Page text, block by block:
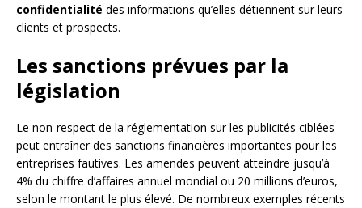
confidentialité des informations qu’elles détiennent sur leurs
clients et prospects.
Les sanctions prévues par la
législation
Le non-respect de la réglementation sur les publicités ciblées
peut entraîner des sanctions financières importantes pour les
entreprises fautives. Les amendes peuvent atteindre jusqu’à
4% du chiffre d’affaires annuel mondial ou 20 millions d’euros,
selon le montant le plus élevé. De nombreux exemples récents